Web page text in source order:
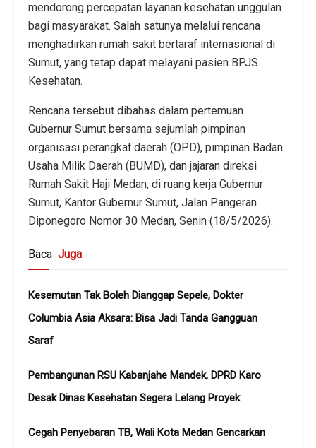
mendorong percepatan layanan kesehatan unggulan
bagi masyarakat. Salah satunya melalui rencana
menghadirkan rumah sakit bertaraf internasional di
Sumut, yang tetap dapat melayani pasien BPJS
Kesehatan.
Rencana tersebut dibahas dalam pertemuan
Gubernur Sumut bersama sejumlah pimpinan
organisasi perangkat daerah (OPD), pimpinan Badan
Usaha Milik Daerah (BUMD), dan jajaran direksi
Rumah Sakit Haji Medan, di ruang kerja Gubernur
Sumut, Kantor Gubernur Sumut, Jalan Pangeran
Diponegoro Nomor 30 Medan, Senin (18/5/2026).
Baca Juga
Kesemutan Tak Boleh Dianggap Sepele, Dokter
Columbia Asia Aksara: Bisa Jadi Tanda Gangguan
Saraf
Pembangunan RSU Kabanjahe Mandek, DPRD Karo
Desak Dinas Kesehatan Segera Lelang Proyek
Cegah Penyebaran TB, Wali Kota Medan Gencarkan